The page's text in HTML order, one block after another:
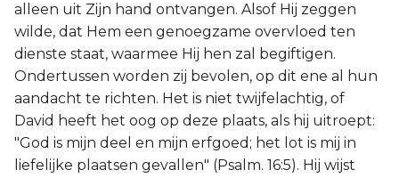
alleen uit Zijn hand ontvangen. Alsof Hij zeggen
wilde, dat Hem een genoegzame overvloed ten
dienste staat, waarmee Hij hen zal begiftigen.
Ondertussen worden zij bevolen, op dit ene al hun
aandacht te richten. Het is niet twijfelachtig, of
David heeft het oog op deze plaats, als hij uitroept:
"God is mijn deel en mijn erfgoed; het lot is mij in
liefelijke plaatsen gevallen" (Psalm. 16:5). Hij wijst